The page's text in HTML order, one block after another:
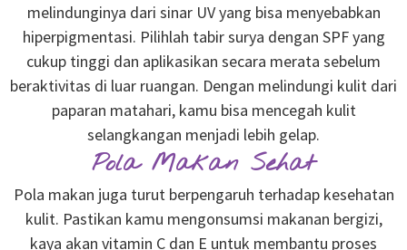
melindunginya dari sinar UV yang bisa menyebabkan
hiperpigmentasi. Pilihlah tabir surya dengan SPF yang
cukup tinggi dan aplikasikan secara merata sebelum
beraktivitas di luar ruangan. Dengan melindungi kulit dari
paparan matahari, kamu bisa mencegah kulit
selangkangan menjadi lebih gelap.
Pola Makan Sehat
Pola makan juga turut berpengaruh terhadap kesehatan
kulit. Pastikan kamu mengonsumsi makanan bergizi,
kaya akan vitamin C dan E untuk membantu proses